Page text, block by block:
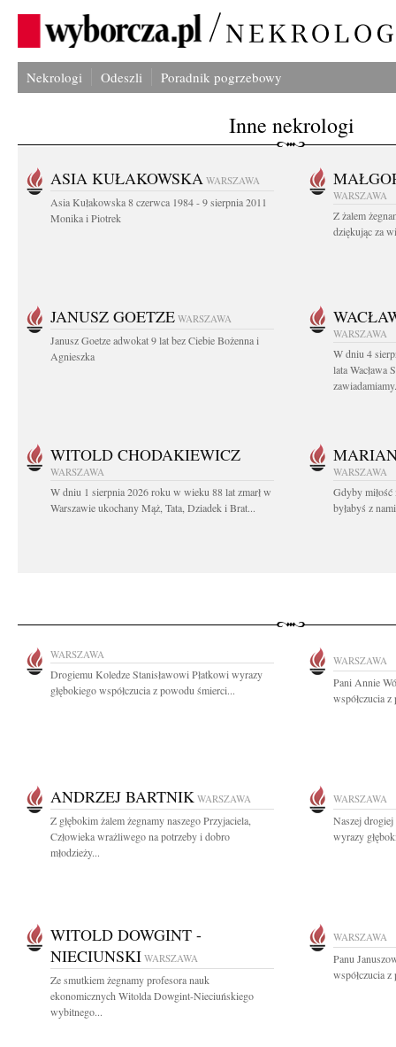
Nekrologi Odeszli Poradnik pogrzebowy
Inne nekrologi
ASIA KUŁAKOWSKA WARSZAWA
Asia Kułakowska 8 czerwca 1984 - 9 sierpnia 2011
Monika i Piotrek
WARSZAWA
Z żalem
dziękując za
JANUSZ GOETZE WARSZAWA
Janusz Goetze adwokat 9 lat bez Ciebie Bożenna i
Agnieszka
WARSZAWA
W dniu 4
lata Wacława
WITOLD CHODAKIEWICZ
WARSZAWA
W dniu 1 sierpnia 2026 roku w wieku 88 lat zmarł w
Warszawie ukochany Mąż, Tata, Dziadek i Brat...
WARSZAWA
Gdyby miłość
byłabyś z
WARSZAWA
Drogiemu Koledze Stanisławowi Płatkowi wyrazy
głębokiego współczucia z powodu śmierci...
WARSZAWA
Pani Annie
współczucia
ANDRZEJ BARTNIK WARSZAWA
Z głębokim żalem żegnamy naszego Przyjaciela,
Człowieka wrażliwego na potrzeby i dobro
młodzieży...
WARSZAWA
Naszej
wyrazy
WITOLD DOWGINT -
NIECIUNSKI WARSZAWA
Ze smutkiem żegnamy profesora nauk
ekonomicznych Witolda Dowgint-Nieciuńskiego
wybitnego...
WARSZAWA
Panu
współczucia